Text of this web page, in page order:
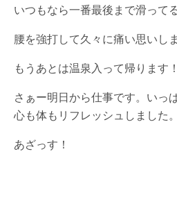
いつもなら一番最後まで滑って
腰を強打して久々に痛い思いし
もうあとは温泉入って帰ります！
さぁー明日から仕事です。いっ
心も体もリフレッシュしました。
あざっす！